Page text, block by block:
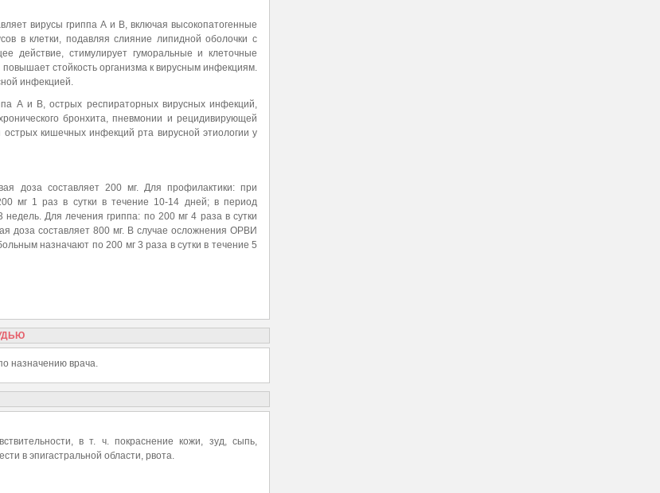
вирусы гриппа А и В, включая высокопатогенные
в клетки, подавляя слияние липидной оболочки с
действие, стимулирует гуморальные и клеточные
стойкость организма к вирусным инфекциям.
инфекцией.
А и В, острых респираторных вирусных инфекций,
бронхита, пневмонии и рецидивирующей
кишечных инфекций рта вирусной этиологии у
доза составляет 200 мг. Для профилактики: при
мг 1 раз в сутки в течение 10-14 дней; в период
Для лечения гриппа: по 200 мг 4 раза в сутки
доза составляет 800 мг. В случае осложнения ОРВИ
назначают по 200 мг 3 раза в сутки в течение 5
назначению врача.
в т. ч. покраснение кожи, зуд, сыпь,
в эпигастральной области, рвота.